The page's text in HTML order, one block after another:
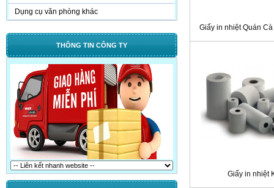
Dụng cụ văn phòng khác
THÔNG TIN CÔNG TY
Giấy in nhiệt Quán
Giấy in nhiệt